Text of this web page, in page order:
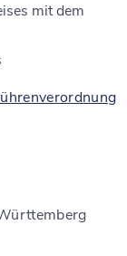
mit dem